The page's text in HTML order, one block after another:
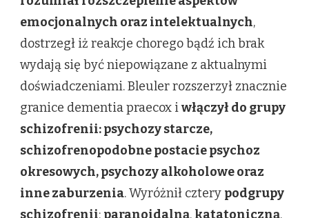
emocjonalnych oraz intelektualnych,
dostrzegł iż reakcje chorego bądź ich brak
wydają się być niepowiązane z aktualnymi
doświadczeniami. Bleuler rozszerzył znacznie
granice dementia praecox iwłączył do grupy
schizofrenii: psychozy starcze,
schizofrenopodobne postacie psychoz
okresowych, psychozy alkoholowe oraz
inne zaburzenia. Wyróżnił cztery podgrupy
schizofrenii: paranoidalną, katatoniczną,